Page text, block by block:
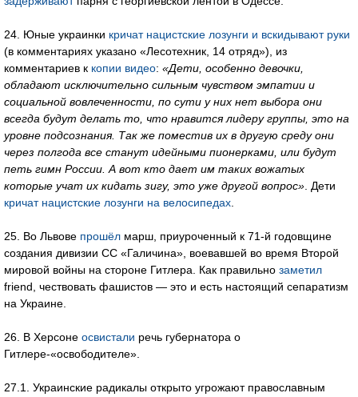
24. Юные украинки кричат нацистские лозунги и вскидывают руки
(в комментариях указано «Лесотехник, 14 отряд»), из
комментариев к копии видео: «Дети, особенно девочки,
обладают исключительно сильным чувством эмпатии и
социальной вовлеченности, по сути у них нет выбора они
всегда будут делать то, что нравится лидеру группы, это на
уровне подсознания. Так же поместив их в другую среду они
через полгода все станут идейными пионерками, или будут
петь гимн России. А вот кто дает им таких вожатых
которые учат их кидать зигу, это уже другой вопрос» . Дети
кричат нацистские лозунги на велосипедах
25. Во Львове прошёл марш, приуроченный к 71-й годовщине
создания дивизии СС «Галичина», воевавшей во время Второй
мировой войны на стороне Гитлера. Как правильно заметил
friend, чествовать фашистов — это и есть настоящий сепаратизм
на Украине.
26. В Херсоне освистали речь губернатора о
Гитлере-«освободителе».
27.1. Украинские радикалы открыто угрожают православным